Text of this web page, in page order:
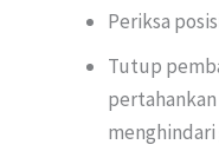
Periksa
Tutup